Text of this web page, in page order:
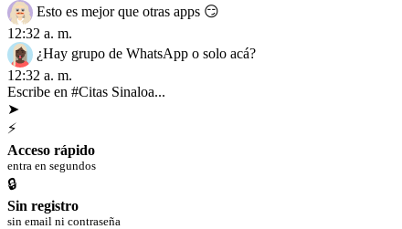
Esto es mejor que otras apps 😏
12:32 a. m.
¿Hay grupo de WhatsApp o solo acá?
12:32 a. m.
Escribe en #Citas Sinaloa...
➤
⚡
Acceso rápido
entra en segundos
🔒
Sin registro
sin email ni contraseña